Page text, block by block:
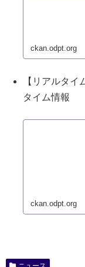
ckan.odpt.org
【リアルタ
タイム情報
ckan.odpt.org